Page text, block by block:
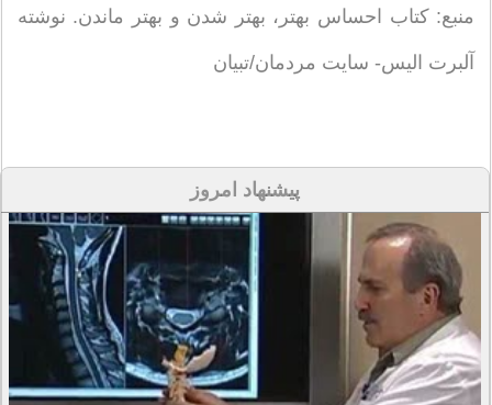
منبع: کتاب احساس بهتر، بهتر شدن و بهتر ماندن. نوشته
آلبرت الیس- سایت مردمان/تبیان
پیشنهاد امروز